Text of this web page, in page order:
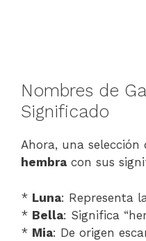
Nombres de
Significado
Ahora, una selección
hembra con sus
* Luna: Representa
* Bella: Significa
* Mia: De origen